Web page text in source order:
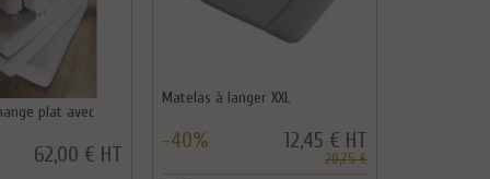
plat avec
62,00 € HT
Matelas à langer XXL
-40% 12,45 € HT
20,75 €